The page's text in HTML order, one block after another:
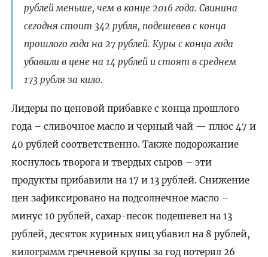
рублей меньше, чем в конце 2016 года. Свинина
сегодня стоит 342 рубля, подешевев с конца
прошлого года на 27 рублей. Куры с конца года
убавили в цене на 14 рублей и стоят в среднем
173 рубля за кило.
Лидеры по ценовой прибавке с конца прошлого
года – сливочное масло и черный чай — плюс 47 и
40 рублей соответственно. Также подорожание
коснулось творога и твердых сыров – эти
продукты прибавили на 17 и 13 рублей. Снижение
цен зафиксировано на подсолнечное масло –
минус 10 рублей, сахар-песок подешевел на 13
рублей, десяток куриных яиц убавил на 8 рублей,
килограмм гречневой крупы за год потерял 26